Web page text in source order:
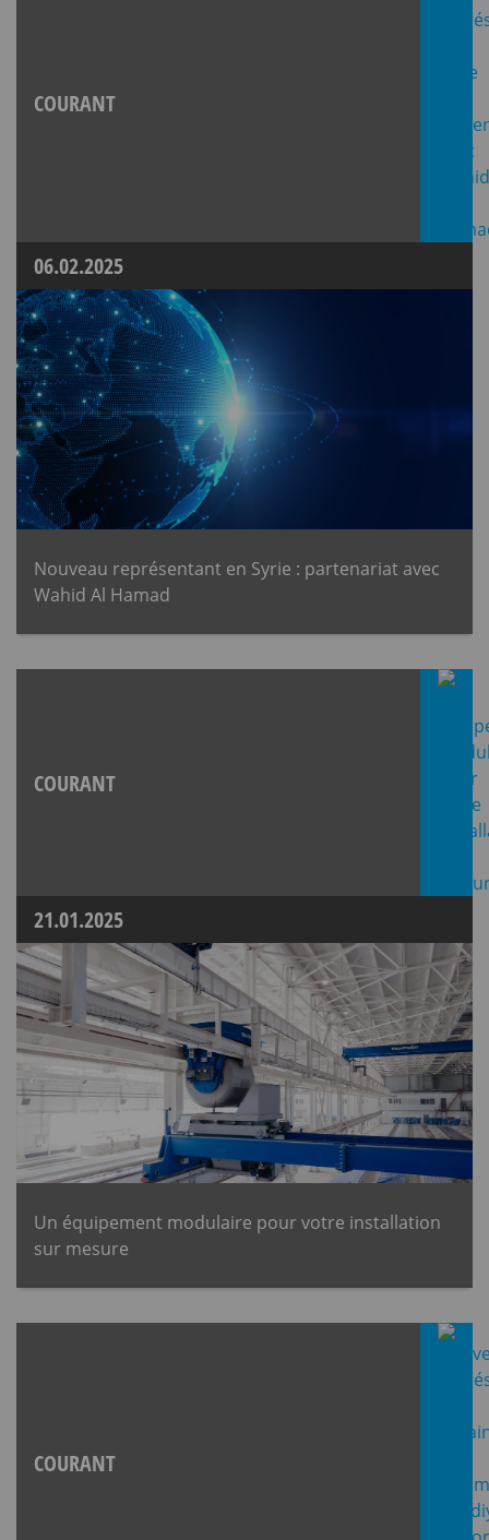
COURANT
06.02.2025
Nouveau représentant en Syrie : partenariat avec
Wahid Al Hamad
COURANT
21.01.2025
Un équipement modulaire pour votre installation
sur mesure
COURANT